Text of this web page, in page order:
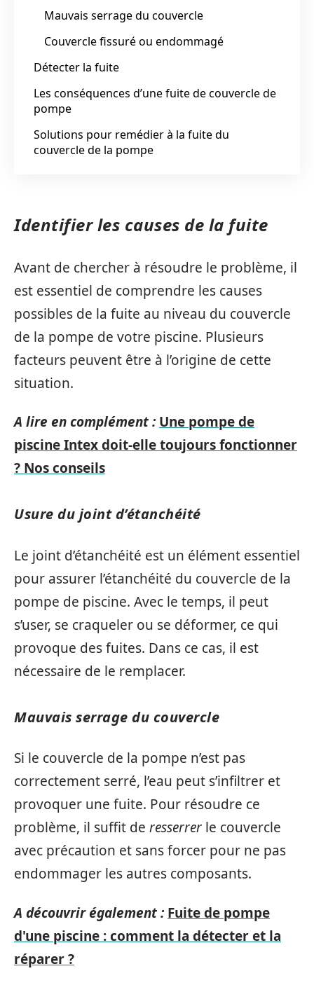
Mauvais serrage du couvercle
Couvercle fissuré ou endommagé
Détecter la fuite
Les conséquences d’une fuite de couvercle de
pompe
Solutions pour remédier à la fuite du
couvercle de la pompe
Identifier les causes de la fuite
Avant de chercher à résoudre le problème, il
est essentiel de comprendre les causes
possibles de la fuite au niveau du couvercle
de la pompe de votre piscine. Plusieurs
facteurs peuvent être à l’origine de cette
situation.
A lire en complément : Une pompe de
piscine Intex doit-elle toujours fonctionner
? Nos conseils
Usure du joint d’étanchéité
Le joint d’étanchéité est un élément essentiel
pour assurer l’étanchéité du couvercle de la
pompe de piscine. Avec le temps, il peut
s’user, se craqueler ou se déformer, ce qui
provoque des fuites. Dans ce cas, il est
nécessaire de le remplacer.
Mauvais serrage du couvercle
Si le couvercle de la pompe n’est pas
correctement serré, l’eau peut s’infiltrer et
provoquer une fuite. Pour résoudre ce
problème, il suffit de resserrer le couvercle
avec précaution et sans forcer pour ne pas
endommager les autres composants.
A découvrir également : Fuite de pompe
d'une piscine : comment la détecter et la
réparer ?